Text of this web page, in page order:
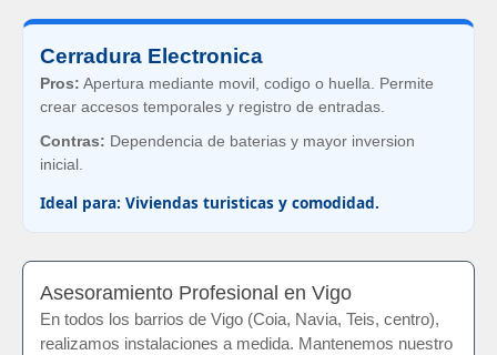
Cerradura Electronica
Pros: Apertura mediante movil, codigo o huella. Permite
crear accesos temporales y registro de entradas.
Contras: Dependencia de baterias y mayor inversion
inicial.
Ideal para: Viviendas turisticas y comodidad.
Asesoramiento Profesional en Vigo
En todos los barrios de Vigo (Coia, Navia, Teis, centro),
realizamos instalaciones a medida. Mantenemos nuestro